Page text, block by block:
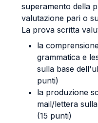
superamento della
valutazione pari o
La prova scritta
la
grammatica e
sulla base
punti)
la produzione
mail/lettera
(15 punti)